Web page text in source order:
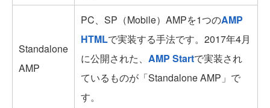
Standalone
AMP
PC、SP（Mobile）AMPを1つのAMP
HTMLで実装する手法です。2017年4月
に公開された、 AMP Startで実装され
ているものが「Standalone AMP」で
す。